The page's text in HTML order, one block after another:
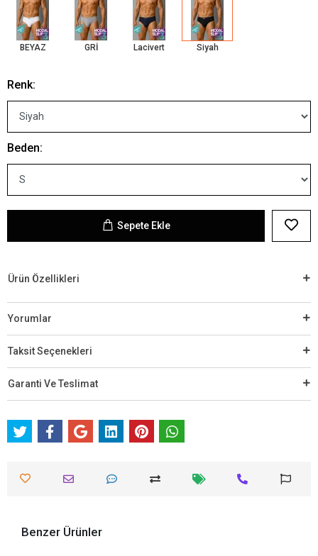
BEYAZ GRİ Lacivert Siyah
Renk:
Beden:
Sepete Ekle
Ürün Özellikleri
Yorumlar
Taksit Seçenekleri
Garanti Ve Teslimat
Benzer Ürünler